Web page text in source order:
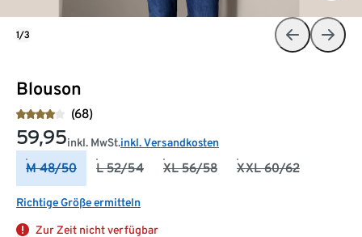
Blouson
(68)
59,95inkl. MwSt.inkl. Versandkosten
M 48/50 L 52/54 XL 56/58 XXL 60/62
Richtige Größe ermitteln
Zur Zeit nicht verfügbar
1/3